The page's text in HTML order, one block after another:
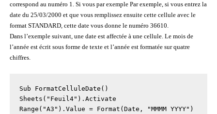
correspond au numéro 1. Si vous par exemple Par exemple, si vous entrez la
date du 25/03/2000 et que vous remplissez ensuite cette cellule avec le
format STANDARD, cette date vous donne le numéro 36610.
Dans l’exemple suivant, une date est affectée à une cellule. Le mois de
l’année est écrit sous forme de texte et l’année est formatée sur quatre
chiffres.
Sub FormatCelluleDate()
Sheets("Feuil4").Activate
Range("A3").Value = Format(Date, "MMMM YYYY")